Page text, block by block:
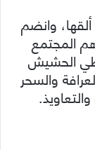
وانضم
المجتمع
الحشيش
والسحر